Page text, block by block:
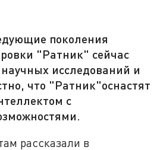
поколения
"Ратник" сейчас
научных исследований и
что "Ратник"оснастят
с
рассказали в